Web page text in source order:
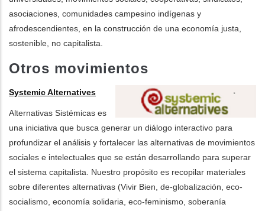
asociaciones, comunidades campesino indígenas y
afrodescendientes, en la construcción de una economía justa,
sostenible, no capitalista.
Otros movimientos
Systemic Alternatives
Alternativas Sistémicas es
una iniciativa que busca generar un diálogo interactivo para
profundizar el análisis y fortalecer las alternativas de movimientos
sociales e intelectuales que se están desarrollando para superar
el sistema capitalista. Nuestro propósito es recopilar materiales
sobre diferentes alternativas (Vivir Bien, de-globalización, eco-
socialismo, economía solidaria, eco-feminismo, soberanía